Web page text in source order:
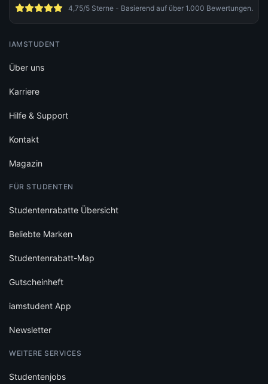
4,75/5 Sterne - Basierend auf über 1.000 Bewertungen.
IAMSTUDENT
Über uns
Karriere
Hilfe & Support
Kontakt
Magazin
FÜR STUDENTEN
Studentenrabatte Übersicht
Beliebte Marken
Studentenrabatt-Map
Gutscheinheft
iamstudent App
Newsletter
WEITERE SERVICES
Studentenjobs